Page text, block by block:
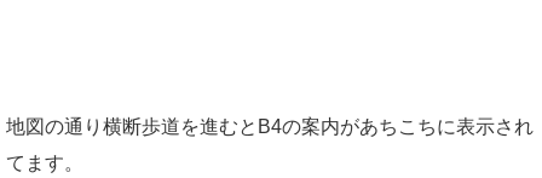
地図の通り横断歩道を進むとB4の案内があちこちに表示され
てます。